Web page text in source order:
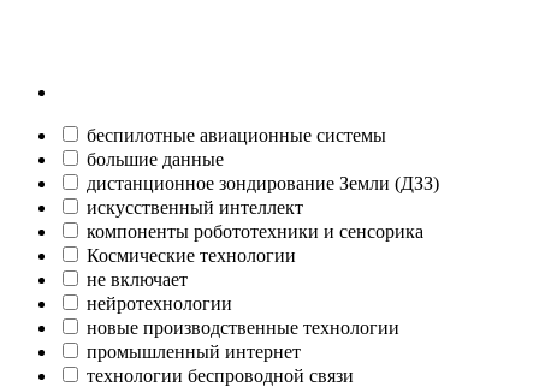
беспилотные авиационные системы
большие данные
дистанционное зондирование Земли (ДЗЗ)
искусственный интеллект
компоненты робототехники и сенсорика
Космические технологии
не включает
нейротехнологии
новые производственные технологии
промышленный интернет
технологии беспроводной связи